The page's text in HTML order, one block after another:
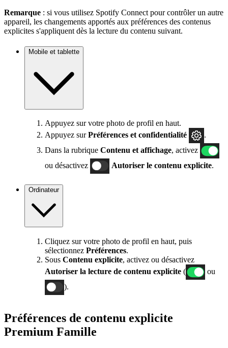
Remarque : si vous utilisez Spotify Connect pour contrôler un autre
appareil, les changements apportés aux préférences des contenus
explicites s'appliquent dès la lecture du contenu suivant.
Mobile et tablette
Appuyez sur votre photo de profil en haut.
Appuyez surPréférences et confidentialité
.
Dans la rubrique Contenu et affichage, activez
ou désactivez
Autoriser le contenu explicite.
Ordinateur
Cliquez sur votre photo de profil en haut, puis
sélectionnez Préférences.
Sous Contenu explicite, activez ou désactivez
Autoriser la lecture de contenu explicite (
ou
).
Préférences de contenu explicite
Premium Famille